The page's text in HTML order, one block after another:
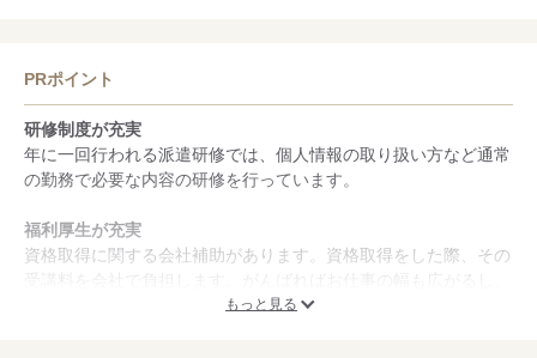
PRポイント
研修制度が充実
年に一回行われる派遣研修では、個人情報の取り扱い方など通常
の勤務で必要な内容の研修を行っています。
福利厚生が充実
資格取得に関する会社補助があります。資格取得をした際、その
受験料も負担してくれる！お得なことばかりです。
もっと見る